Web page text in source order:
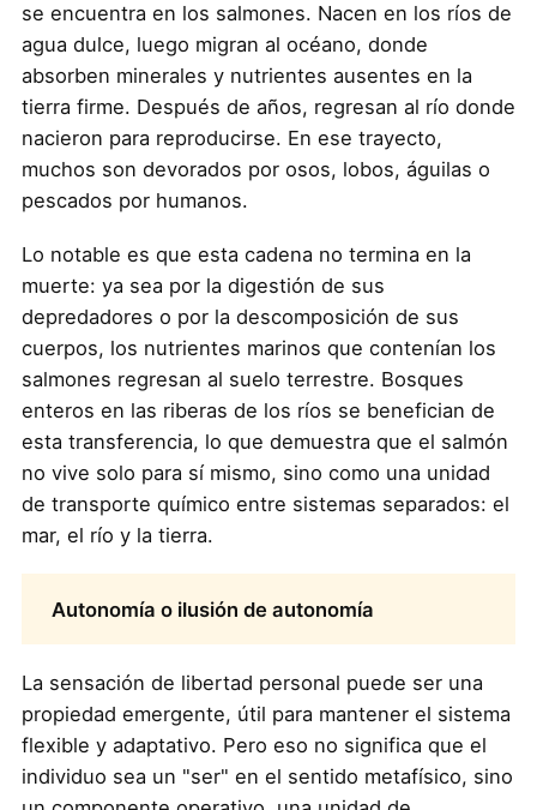
se encuentra en los salmones. Nacen en los ríos de
agua dulce, luego migran al océano, donde
absorben minerales y nutrientes ausentes en la
tierra firme. Después de años, regresan al río donde
nacieron para reproducirse. En ese trayecto,
muchos son devorados por osos, lobos, águilas o
pescados por humanos.
Lo notable es que esta cadena no termina en la
muerte: ya sea por la digestión de sus
depredadores o por la descomposición de sus
cuerpos, los nutrientes marinos que contenían los
salmones regresan al suelo terrestre. Bosques
enteros en las riberas de los ríos se benefician de
esta transferencia, lo que demuestra que el salmón
no vive solo para sí mismo, sino como una unidad
de transporte químico entre sistemas separados: el
mar, el río y la tierra.
Autonomía o ilusión de autonomía
La sensación de libertad personal puede ser una
propiedad emergente, útil para mantener el sistema
flexible y adaptativo. Pero eso no significa que el
individuo sea un "ser" en el sentido metafísico, sino